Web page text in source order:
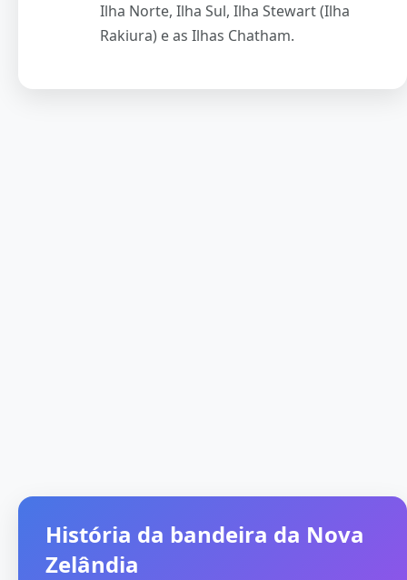
Ilha Norte, Ilha Sul, Ilha Stewart (Ilha
Rakiura) e as Ilhas Chatham.
História da bandeira da Nova
Zelândia